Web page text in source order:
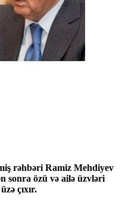
rəhbəri Ramiz Mehdiyev
sonra özü və ailə üzvləri
çıxır.